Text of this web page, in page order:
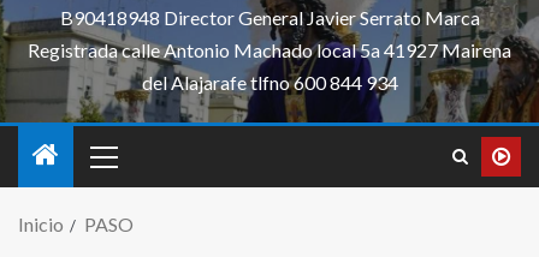
B90418948 Director General Javier Serrato Marca
Registrada calle Antonio Machado local 5a 41927 Mairena
del Alajarafe tlfno 600 844 934
Inicio PASO